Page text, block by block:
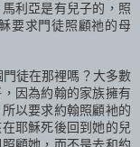
利亞是有兒子的，照
要求門徒照顧祂的母
徒在那裡嗎？大多數
因為約翰的家族擁有
以要求約翰照顧衪的
耶穌死後回到她的兒